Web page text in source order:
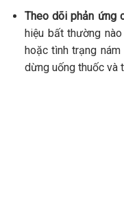
Theo dõi phản ứng
hiệu bất thường
hoặc tình trạng
dừng uống thuốc và